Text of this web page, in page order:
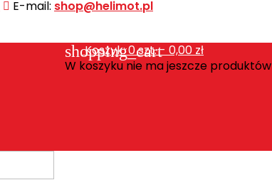
E-mail: shop@helimot.pl
shopping_cart
Koszyk:0szt. - 0,00 zł
W koszyku nie ma jeszcze produktów